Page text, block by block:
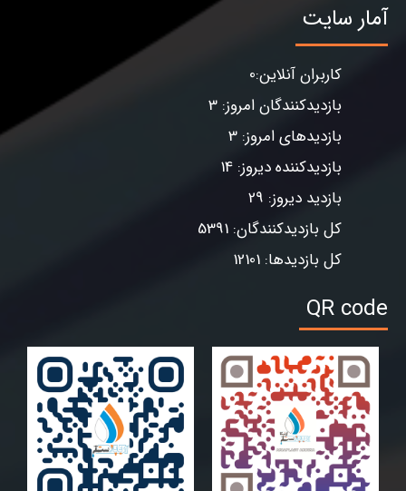
آمار سایت
کاربران آنلاین:0
بازدیدکنندگان امروز: 3
بازدیدهای امروز: 3
بازدیدکننده دیروز: 14
بازدید دیروز: 29
کل بازدیدکنندگان: 5391
کل بازدیدها: 12101
QR code